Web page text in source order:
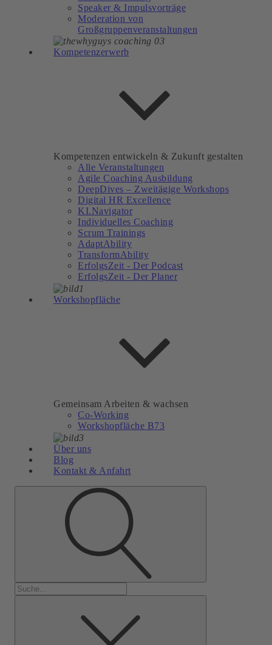
Speaker & Impulsvorträge
Moderation von
Großgruppenveranstaltungen
Kompetenzerwerb
Kompetenzen entwickeln & Zukunft gestalten
Alle Veranstaltungen
Agile Coaching Ausbildung
DeepDives – Zweitägige Workshops
Digital HR Excellence
KI.Navigator
Individuelles Coaching
Scrum Trainings
AdaptAbility
TransformAbility
ErfolgsZeit - Der Podcast
ErfolgsZeit - Der Planer
Workshopfläche
Gemeinsam Arbeiten & wachsen
Co-Working
Workshopfläche B73
Über uns
Blog
Kontakt & Anfahrt
Suchen
nach: